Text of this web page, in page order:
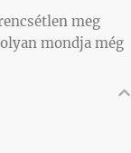
meg
mondja még